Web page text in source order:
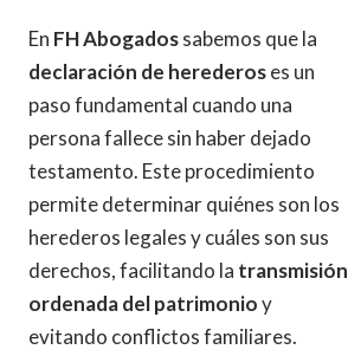
En FH Abogadossabemos que la
declaración de herederoses un
paso fundamental cuando una
persona fallece sin haber dejado
testamento. Este procedimiento
permite determinar quiénes son los
herederos legales y cuáles son sus
derechos, facilitando la transmisión
ordenada del patrimonioy
evitando conflictos familiares.